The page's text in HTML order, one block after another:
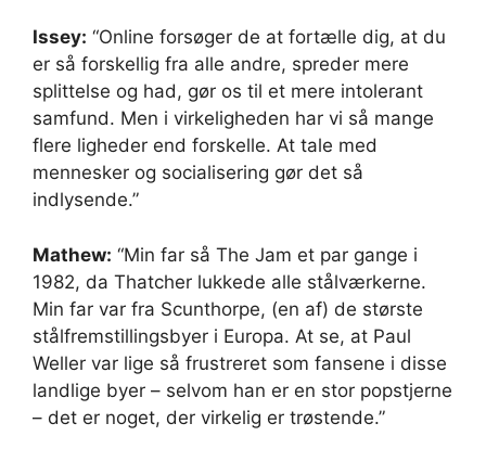
Issey: “Online forsøger de at fortælle dig, at du
er så forskellig fra alle andre, spreder mere
splittelse og had, gør os til et mere intolerant
samfund. Men i virkeligheden har vi så mange
flere ligheder end forskelle. At tale med
mennesker og socialisering gør det så
indlysende.”
Mathew: “Min far så The Jam et par gange i
1982, da Thatcher lukkede alle stålværkerne.
Min far var fra Scunthorpe, (en af) de største
stålfremstillingsbyer i Europa. At se, at Paul
Weller var lige så frustreret som fansene i disse
landlige byer – selvom han er en stor popstjerne
– det er noget, der virkelig er trøstende.”